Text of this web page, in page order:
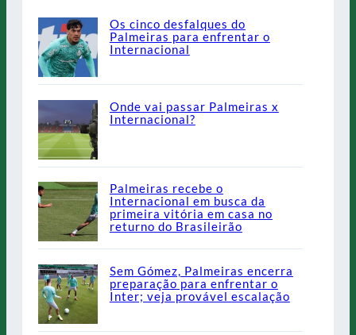
Os cinco desfalques do
Palmeiras para enfrentar o
Internacional
Onde vai passar Palmeiras x
Internacional?
Palmeiras recebe o
Internacional em busca da
primeira vitória em casa no
returno do Brasileirão
Sem Gómez, Palmeiras encerra
preparação para enfrentar o
Inter; veja provável escalação